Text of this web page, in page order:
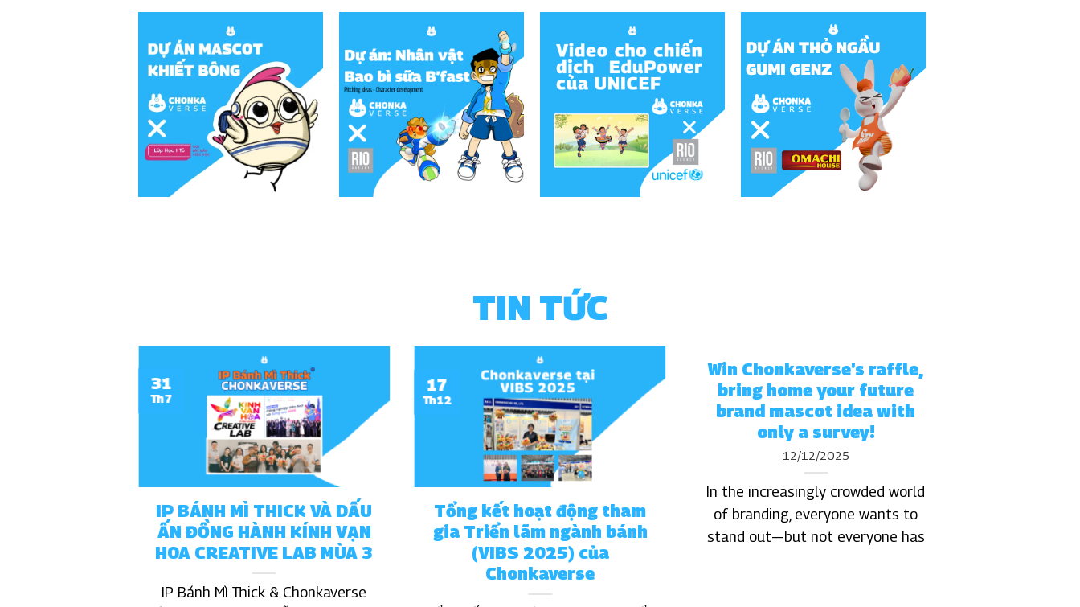
TIN TỨC
IP BÁNH MÌ THICK VÀ DẤU
ẤN ĐỒNG HÀNH KÍNH VẠN
HOA CREATIVE LAB MÙA 3
IP Bánh Mì Thick & Chonkaverse
31
Th7
Tổng kết hoạt động tham
gia Triển lãm ngành bánh
(VIBS 2025) của
Chonkaverse
17
Th12
Win Chonkaverse’s raffle,
bring home your future
brand mascot idea with
only a survey!
12/12/2025
In the increasingly crowded world
of branding, everyone wants to
stand out—but not everyone has